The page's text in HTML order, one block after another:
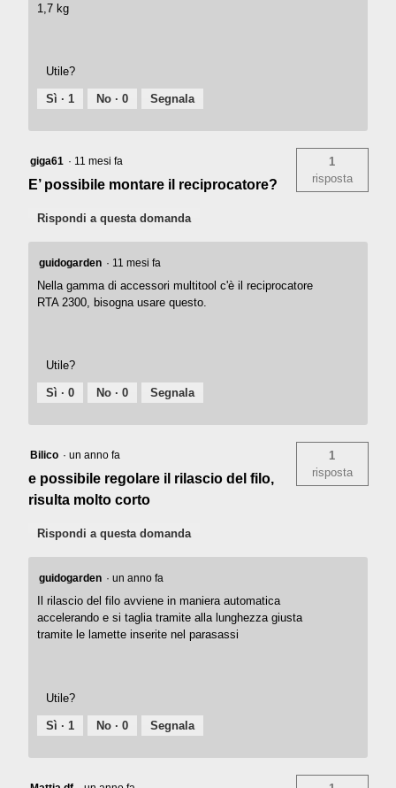
1,7 kg
Utile?
Sì ·1 No ·0 Segnala
giga61 · 11 mesi fa
E’ possibile montare il reciprocatore?
1
risposta
Rispondi a questa domanda
guidogarden · 11 mesi fa
Nella gamma di accessori multitool c'è il reciprocatore
RTA 2300, bisogna usare questo.
Utile?
Sì ·0 No ·0 Segnala
Bilico · un anno fa
e possibile regolare il rilascio del filo,
risulta molto corto
1
risposta
Rispondi a questa domanda
guidogarden · un anno fa
Il rilascio del filo avviene in maniera automatica
accelerando e si taglia tramite alla lunghezza giusta
tramite le lamette inserite nel parasassi
Utile?
Sì · 1 No ·0 Segnala